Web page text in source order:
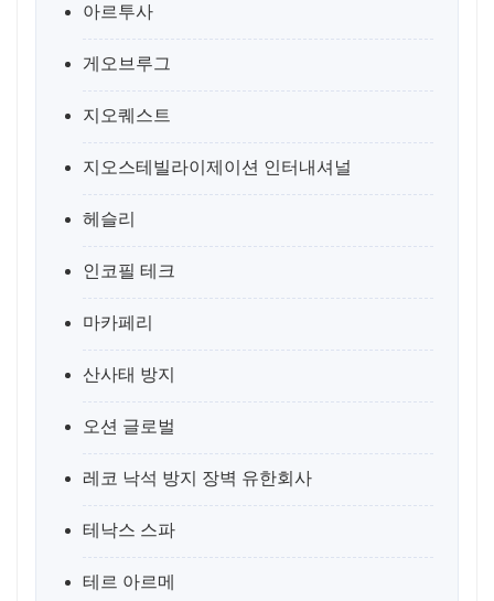
아르투사
게오브루그
지오퀘스트
지오스테빌라이제이션 인터내셔널
헤슬리
인코필 테크
마카페리
산사태 방지
오션 글로벌
레코 낙석 방지 장벽 유한회사
테낙스 스파
테르 아르메